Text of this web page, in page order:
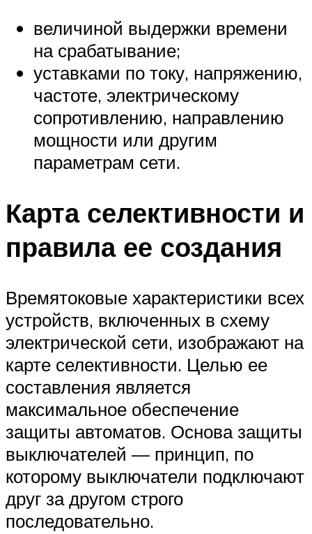
величиной выдержки времени
на срабатывание;
уставками по току, напряжению,
частоте, электрическому
сопротивлению, направлению
мощности или другим
параметрам сети.
Карта селективности и
правила ее создания
Времятоковые характеристики всех
устройств, включенных в схему
электрической сети, изображают на
карте селективности. Целью ее
составления является
максимальное обеспечение
защиты автоматов. Основа защиты
выключателей — принцип, по
которому выключатели подключают
друг за другом строго
последовательно.